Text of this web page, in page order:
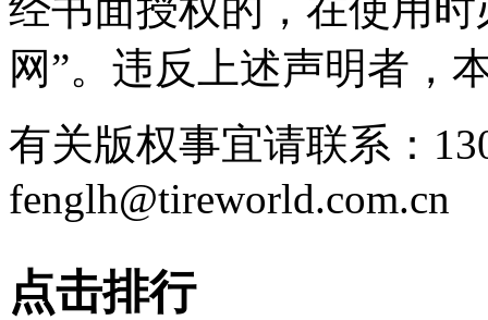
网”。违反上述声明者，
有关版权事宜请联系：
fenglh@tireworld.com.cn
点击排行